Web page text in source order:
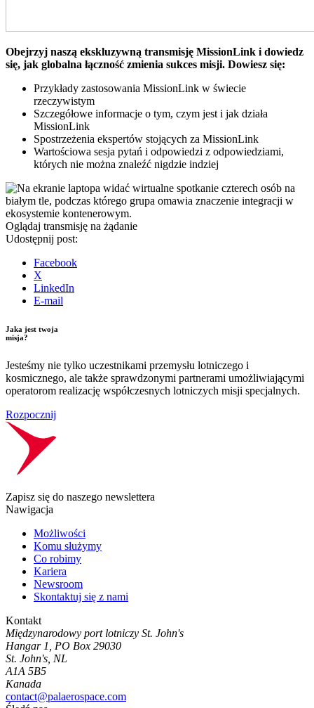
Obejrzyj naszą ekskluzywną transmisję MissionLink i dowiedz
się, jak globalna łączność zmienia sukces misji. Dowiesz się:
Przykłady zastosowania MissionLink w świecie
rzeczywistym
Szczegółowe informacje o tym, czym jest i jak działa
MissionLink
Spostrzeżenia ekspertów stojących za MissionLink
Wartościowa sesja pytań i odpowiedzi z odpowiedziami,
których nie można znaleźć nigdzie indziej
Oglądaj transmisję na żądanie
Udostępnij post:
Facebook
X
LinkedIn
E-mail
Jaka jest twoja
misja?
Jesteśmy nie tylko uczestnikami przemysłu lotniczego i
kosmicznego, ale także sprawdzonymi partnerami umożliwiającymi
operatorom realizację współczesnych lotniczych misji specjalnych.
Rozpocznij
Zapisz się do naszego newslettera
Nawigacja
Możliwości
Komu służymy
Co robimy
Kariera
Newsroom
Skontaktuj się z nami
Kontakt
Międzynarodowy port lotniczy St. John's
Hangar 1, PO Box 29030
St. John's, NL
A1A 5B5
Kanada
contact@palaerospace.com